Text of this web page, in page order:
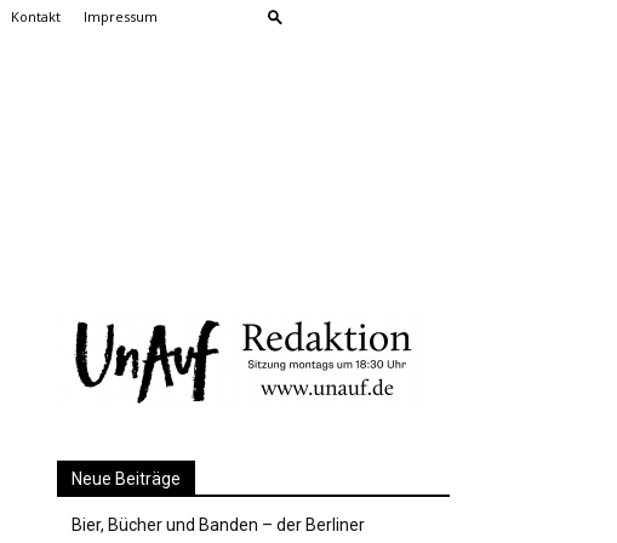
Kontakt Impressum
Neue Beiträge
Bier, Bücher und Banden – der Berliner